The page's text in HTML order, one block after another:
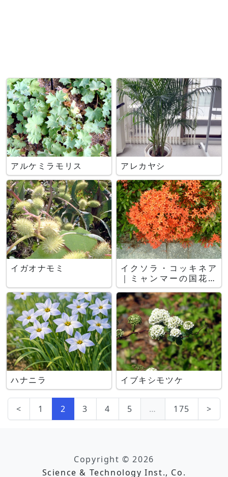
アルケミラモリス アレカヤシ
イガオナモミ
イクソラ・コッキネア
｜ミャンマーの国花の
一つ
ハナニラ イブキシモツケ
< 1 2 3 4 5 … 175 >
Copyright © 2026
Science & Technology Inst., Co.